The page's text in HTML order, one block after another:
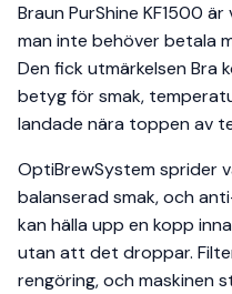
Braun PurShine KF1500
man inte behöver betala
Den fick utmärkelsen Bra
betyg för smak,
landade nära toppen av
OptiBrewSystem sprider
balanserad smak, och
kan hälla upp en kopp
utan att det droppar.
rengöring, och maskinen